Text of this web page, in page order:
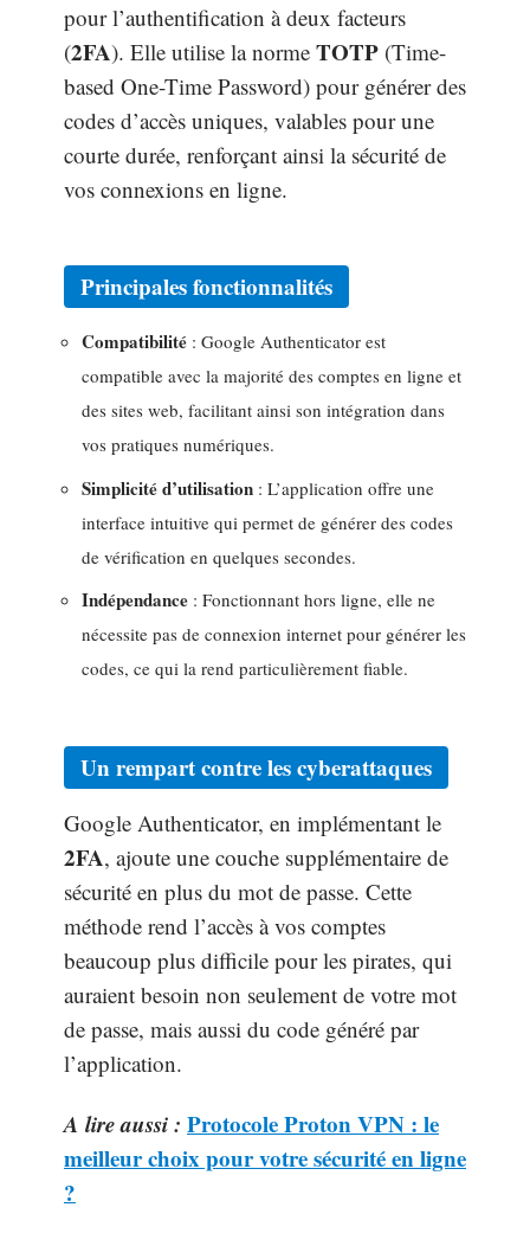
pour l’authentification à deux facteurs
(2FA). Elle utilise la norme TOTP (Time-
based One-Time Password) pour générer des
codes d’accès uniques, valables pour une
courte durée, renforçant ainsi la sécurité de
vos connexions en ligne.
Principales fonctionnalités
Compatibilité : Google Authenticator est
compatible avec la majorité des comptes en ligne et
des sites web, facilitant ainsi son intégration dans
vos pratiques numériques.
Simplicité d’utilisation : L’application offre une
interface intuitive qui permet de générer des codes
de vérification en quelques secondes.
Indépendance : Fonctionnant hors ligne, elle ne
nécessite pas de connexion internet pour générer les
codes, ce qui la rend particulièrement fiable.
Un rempart contre les cyberattaques
Google Authenticator, en implémentant le
2FA, ajoute une couche supplémentaire de
sécurité en plus du mot de passe. Cette
méthode rend l’accès à vos comptes
beaucoup plus difficile pour les pirates, qui
auraient besoin non seulement de votre mot
de passe, mais aussi du code généré par
l’application.
A lire aussi : Protocole Proton VPN : le
meilleur choix pour votre sécurité en ligne
?